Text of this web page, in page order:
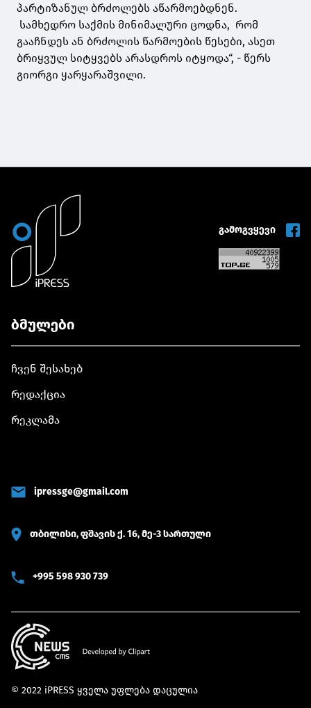
პარტიზანულ ბრძოლებს აწარმოებდნენ.
სამხედრო საქმის მინიმალური ცოდნა, რომ
გააჩნდეს ან ბრძოლის წარმოების წესები, ასეთ
ბრიყვულ სიტყვებს არასდროს იტყოდა“, - წერს
გიორგი ყარყარაშვილი.
გამოგვყევი
ბმულები
ჩვენ შესახებ
რედაქცია
რეკლამა
ipressge@gmail.com
თბილისი, ფშავის ქ. 16, მე-3 სართული
+995 598 930 739
© 2022 iPRESS ყველა უფლება დაცულია